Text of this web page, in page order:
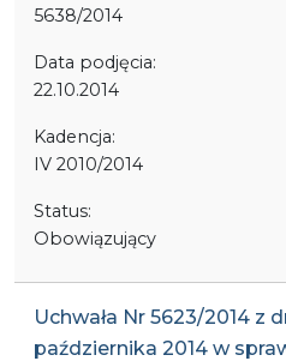
5638/2014
Data podjęcia:
22.10.2014
Kadencja:
IV 2010/2014
Status:
Obowiązujący
Uchwała Nr 5623/2014 z
października 2014 w